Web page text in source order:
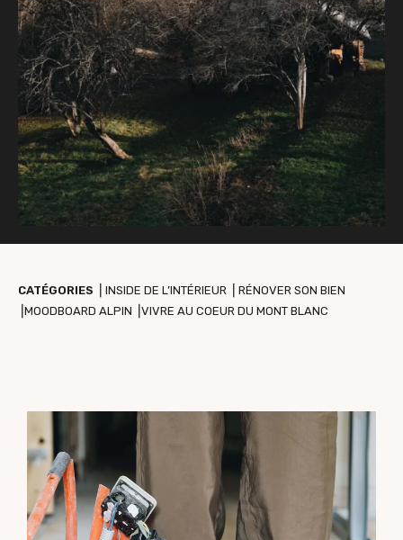
CATÉGORIES INSIDE DE L’INTÉRIEUR
RÉNOVER SON BIEN
MOODBOARD ALPIN VIVRE AU COEUR DU MONT BLANC